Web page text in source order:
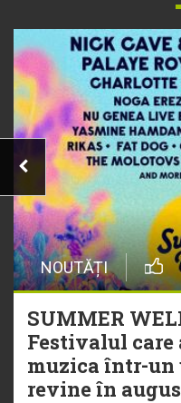
NOUTĂȚI
SUMMER
Festivalul
muzica într-
revine în